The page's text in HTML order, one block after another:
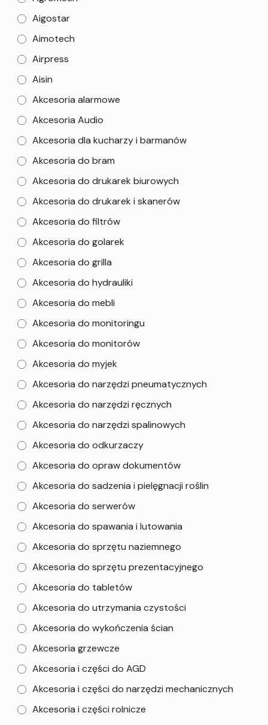
Aigostar
Aimotech
Airpress
Aisin
Akcesoria alarmowe
Akcesoria Audio
Akcesoria dla kucharzy i barmanów
Akcesoria do bram
Akcesoria do drukarek biurowych
Akcesoria do drukarek i skanerów
Akcesoria do filtrów
Akcesoria do golarek
Akcesoria do grilla
Akcesoria do hydrauliki
Akcesoria do mebli
Akcesoria do monitoringu
Akcesoria do monitorów
Akcesoria do myjek
Akcesoria do narzędzi pneumatycznych
Akcesoria do narzędzi ręcznych
Akcesoria do narzędzi spalinowych
Akcesoria do odkurzaczy
Akcesoria do opraw dokumentów
Akcesoria do sadzenia i pielęgnacji roślin
Akcesoria do serwerów
Akcesoria do spawania i lutowania
Akcesoria do sprzętu naziemnego
Akcesoria do sprzętu prezentacyjnego
Akcesoria do tabletów
Akcesoria do utrzymania czystości
Akcesoria do wykończenia ścian
Akcesoria grzewcze
Akcesoria i części do AGD
Akcesoria i części do narzędzi mechanicznych
Akcesoria i części rolnicze